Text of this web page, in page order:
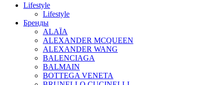
Lifestyle
Lifestyle
Бренды
ALAÏA
ALEXANDER MCQUEEN
ALEXANDER WANG
BALENCIAGA
BALMAIN
BOTTEGA VENETA